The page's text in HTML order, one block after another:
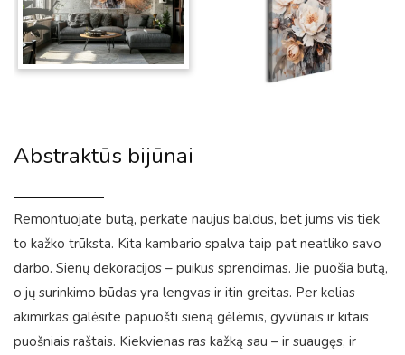
Abstraktūs bijūnai
Remontuojate butą, perkate naujus baldus, bet jums vis tiek
to kažko trūksta. Kita kambario spalva taip pat neatliko savo
darbo. Sienų dekoracijos – puikus sprendimas. Jie puošia butą,
o jų surinkimo būdas yra lengvas ir itin greitas. Per kelias
akimirkas galėsite papuošti sieną gėlėmis, gyvūnais ir kitais
puošniais raštais. Kiekvienas ras kažką sau – ir suaugęs, ir